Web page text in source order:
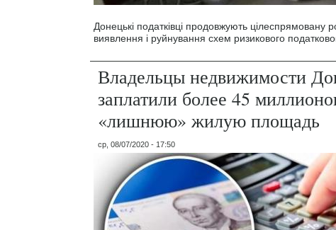
Донецькі податківці продовжують цілеспрямовану
виявлення і руйнування схем ризикового
Владельцы недвижимости
заплатили более 45
«лишнюю» жилую площадь
ср, 08/07/2020 - 17:50